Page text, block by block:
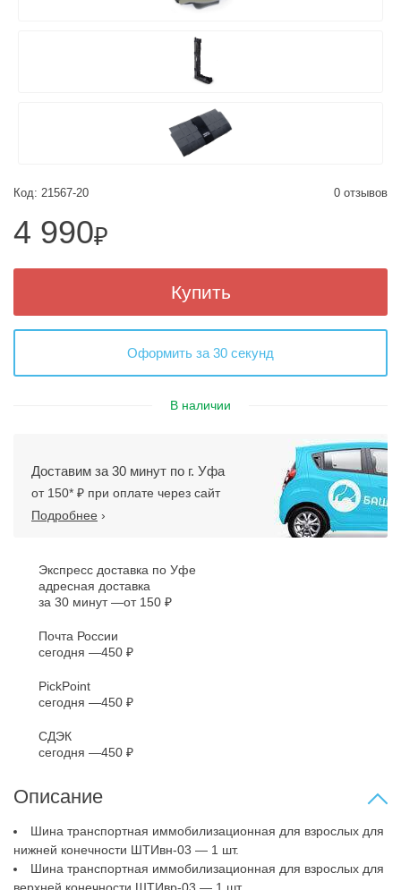
Код: 21567-20 0 отзывов
4 990₽
Купить
Оформить за 30 секунд
В наличии
Доставим за 30 минут по г. Уфа
от 150* ₽ при оплате через сайт
Подробнее ›
Экспресс доставка по Уфе
адресная доставка
за 30 минут
от 150 ₽
Почта России
сегодня
450 ₽
PickPoint
сегодня
450 ₽
СДЭК
сегодня
450 ₽
Описание
Шина транспортная иммобилизационная для взрослых для
нижней конечности ШТИвн-03 — 1 шт.
Шина транспортная иммобилизационная для взрослых для